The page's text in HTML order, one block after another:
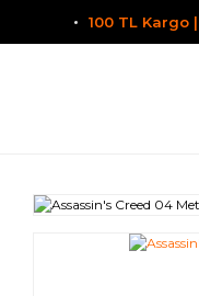
100 TL Kargo